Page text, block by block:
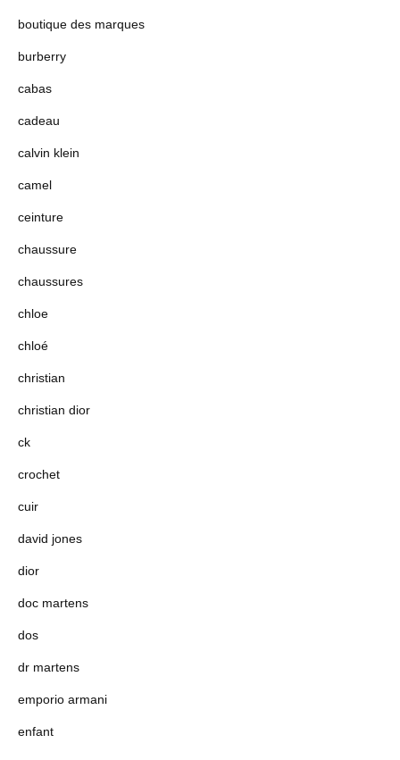
boutique des marques
burberry
cabas
cadeau
calvin klein
camel
ceinture
chaussure
chaussures
chloe
chloé
christian
christian dior
ck
crochet
cuir
david jones
dior
doc martens
dos
dr martens
emporio armani
enfant